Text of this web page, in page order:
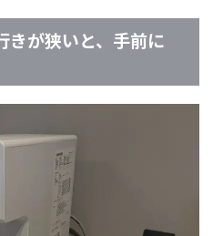
が狭いと、手前に